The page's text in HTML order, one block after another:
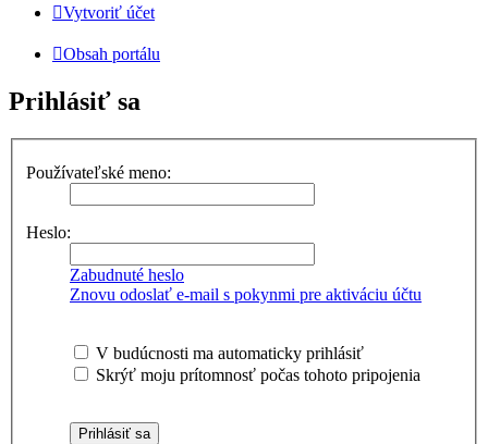
Vytvoriť účet
Obsah portálu
Prihlásiť sa
Používateľské meno:
Heslo:
Zabudnuté heslo
Znovu odoslať e-mail s pokynmi pre aktiváciu účtu
V budúcnosti ma automaticky prihlásiť
Skrýť moju prítomnosť počas tohoto pripojenia